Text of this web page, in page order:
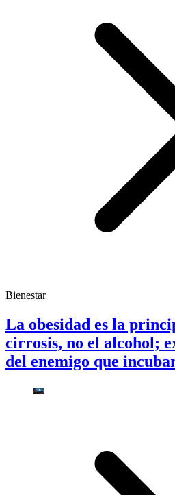
Bienestar
La obesidad es la
cirrosis, no el alcohol;
del enemigo que